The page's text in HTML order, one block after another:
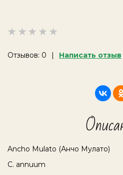
Отзывов: 0 Написать отзыв
Ancho Mulato (Анчо Мулато)
С. annuum